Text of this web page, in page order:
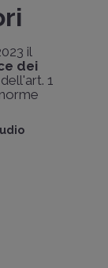
il
dei
1